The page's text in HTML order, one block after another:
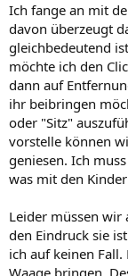
Ich fange an mit
davon überzeugt
gleichbedeutend
möchte ich den
dann auf
ihr beibringen
oder "Sitz"
vorstelle können
geniesen. Ich
was mit den
Leider müssen wir
den Eindruck sie
ich auf keinen
Waage bringen.